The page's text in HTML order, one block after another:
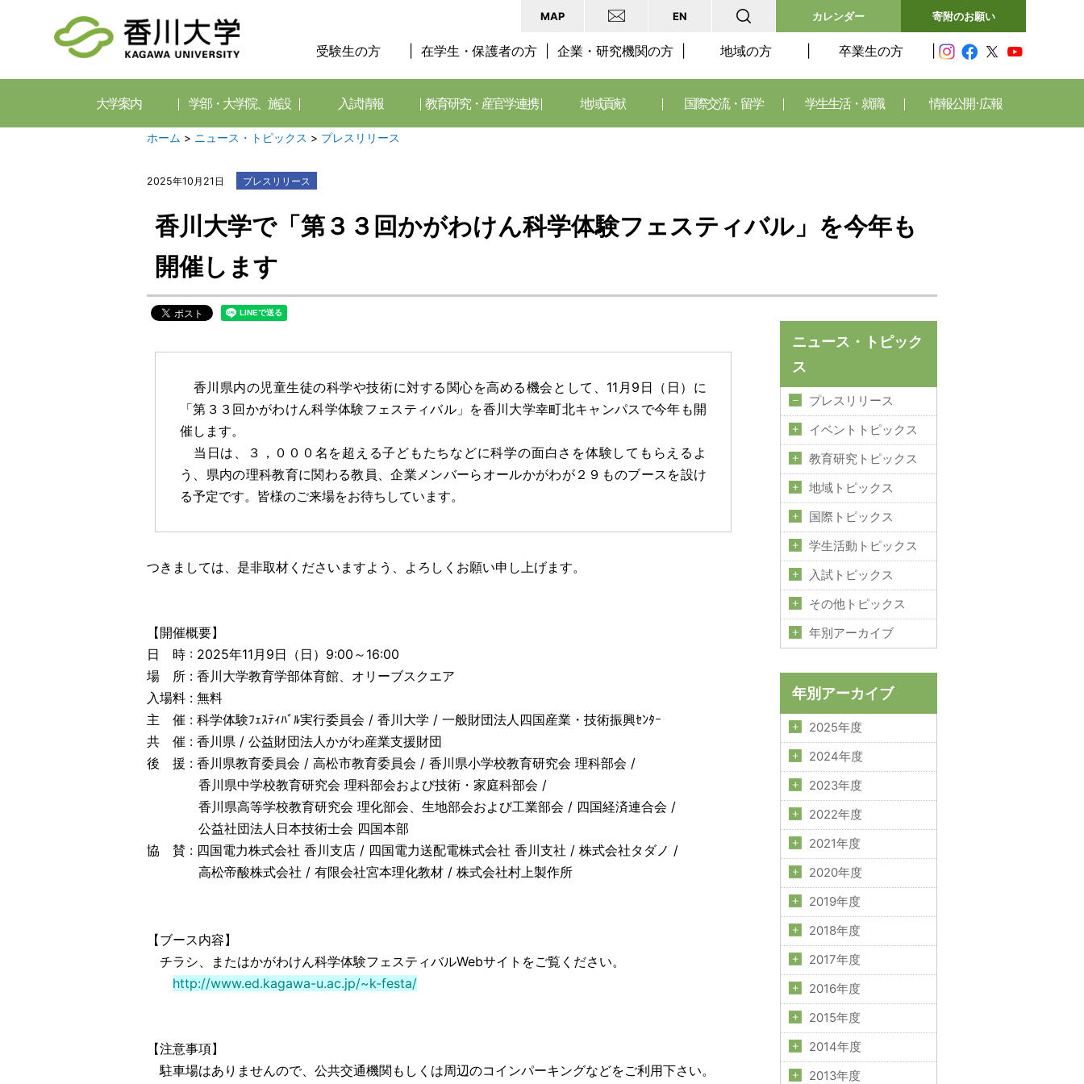
MAP EN カレンダー 寄附のお願い
受験生の方 在学生・保護者の方 企業・研究機関の方 地域の方 卒業生の方
大学案内 学部・大学院、施設 入試情報 教育研究・産官学連携 地域貢献 国際交流・留学 学生生活・就職 情報公開･広報
ホーム > ニュース・トピックス > プレスリリース
2025年10月21日 プレスリリース
香川大学で「第３３回かがわけん科学体験フェスティバル」を今年も
開催します
香川県内の児童生徒の科学や技術に対する関心を高める機会として、11月9日（日）に
「第３３回かがわけん科学体験フェスティバル」を香川大学幸町北キャンパスで今年も開
催します。
当日は、３，０００名を超える子どもたちなどに科学の面白さを体験してもらえるよ
う、県内の理科教育に関わる教員、企業メンバーらオールかがわが２９ものブースを設け
る予定です。皆様のご来場をお待ちしています。
つきましては、是非取材くださいますよう、よろしくお願い申し上げます。
【開催概要】
日 時 : 2025年11月9日（日）9:00～16:00
場 所 : 香川大学教育学部体育館、オリーブスクエア
入場料 : 無料
主 催 : 科学体験ﾌｪｽﾃｨﾊﾞﾙ実行委員会 / 香川大学 / 一般財団法人四国産業・技術振興ｾﾝﾀｰ
共 催 : 香川県 / 公益財団法人かがわ産業支援財団
後 援 : 香川県教育委員会 / 高松市教育委員会 / 香川県小学校教育研究会 理科部会 /
香川県中学校教育研究会 理科部会および技術・家庭科部会 /
香川県高等学校教育研究会 理化部会、生地部会および工業部会 / 四国経済連合会 /
公益社団法人日本技術士会 四国本部
協 賛 : 四国電力株式会社 香川支店 / 四国電力送配電株式会社 香川支社 / 株式会社タダノ /
高松帝酸株式会社 / 有限会社宮本理化教材 / 株式会社村上製作所
【ブース内容】
チラシ、またはかがわけん科学体験フェスティバルWebサイトをご覧ください。
http://www.ed.kagawa-u.ac.jp/~k-festa/
【注意事項】
駐車場はありませんので、公共交通機関もしくは周辺のコインパーキングなどをご利用下さい。
ニュース・トピック
ス
プレスリリース
イベントトピックス
教育研究トピックス
地域トピックス
国際トピックス
学生活動トピックス
入試トピックス
その他トピックス
年別アーカイブ
年別アーカイブ
2025年度
2024年度
2023年度
2022年度
2021年度
2020年度
2019年度
2018年度
2017年度
2016年度
2015年度
2014年度
2013年度